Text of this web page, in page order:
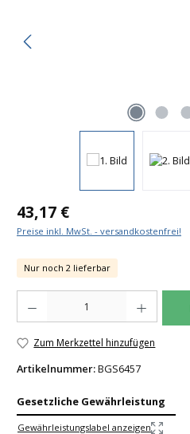
Regulärer Preis:
43,17 €
Preise inkl. MwSt. - versandkostenfrei!
Nur noch 2 lieferbar
Zum Merkzettel hinzufügen
Artikelnummer:BGS6457
Gesetzliche Gewährleistung
Gewährleistungslabel anzeigen